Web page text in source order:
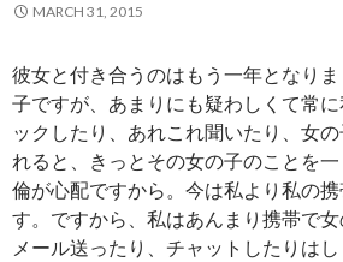
MARCH 31, 2015
彼女と付き合うのはもう一年となり
子ですが、あまりにも疑わしくて常
ックしたり、あれこれ聞いたり、女
れると、きっとその女の子のことを
倫が心配ですから。今は私より私の
す。ですから、私はあんまり携帯で女
メール送ったり、チャットしたりは